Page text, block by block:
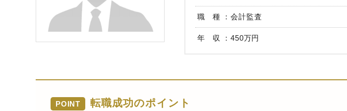
職 種 会計監査
年 収 450万円
POINT 転職成功のポイント